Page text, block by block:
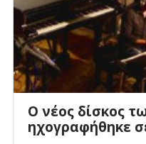
O νέος δίσκος
ηχογραφήθηκε